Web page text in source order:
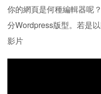
你的網頁是何種編輯器呢
分Wordpress版型。若是
影片